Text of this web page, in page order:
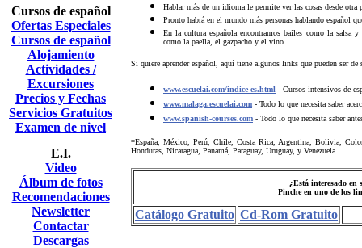
Cursos de español
Ofertas Especiales
Cursos de español
Alojamiento
Actividades /
Excursiones
Precios y Fechas
Servicios Gratuitos
Examen de nivel
E.I.
Video
Álbum de fotos
Recomendaciones
Newsletter
Contactar
Descargas
Hablar más de un idioma le permite ver las cosas desde otra
Pronto habrá en el mundo más personas hablando español
En la cultura española encontramos bailes como la salsa
como la paella, el gazpacho y el vino.
Si quiere aprender español, aquí tiene algunos links que pueden ser de
www.escuelai.com/indice-es.html - Cursos intensivos de
www.malaga.escuelai.com - Todo lo que necesita saber
www.spanish-courses.com - Todo lo que necesita saber
*España, México, Perú, Chile, Costa Rica, Argentina, Bolivia,
Honduras, Nicaragua, Panamá, Paraguay, Uruguay, y Venezuela
¿Está interesado en
Pinche en uno de los
Catálogo Gratuito Cd-Rom Gratuito